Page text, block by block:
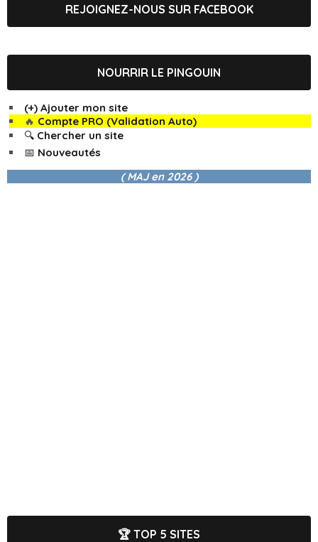
REJOIGNEZ-NOUS SUR FACEBOOK
NOURRIR LE PINGOUIN
(+) Ajouter mon site
🔥 Compte PRO (Validation Auto)
🔍 Chercher un site
📅 Nouveautés
( MAJ en 2026 )
🏆 TOP 5 SITES